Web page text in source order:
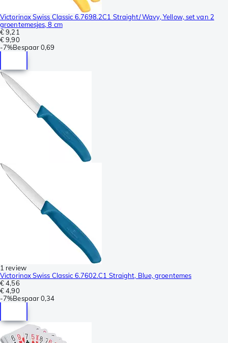
Victorinox Swiss Classic 6.7698.2C1 Straight/Wavy, Yellow, set van 2
groentemesjes, 8 cm
€ 9,21
€ 9,90
-7%Bespaar0,69
1 review
Victorinox Swiss Classic 6.7602.C1 Straight, Blue, groentemes
€ 4,56
€ 4,90
-7%Bespaar0,34